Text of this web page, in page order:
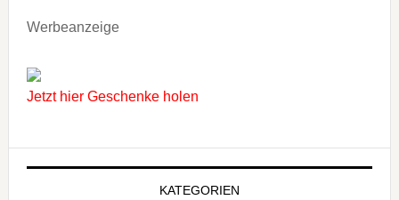
Werbeanzeige
Jetzt hier Geschenke holen
KATEGORIEN